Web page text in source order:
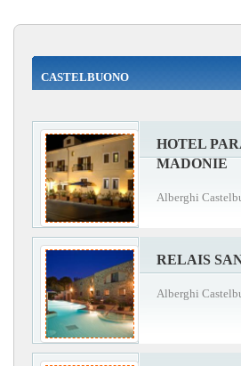
CASTELBUONO
HOTEL
MADONIE
Alberghi
RELAIS
Alberghi